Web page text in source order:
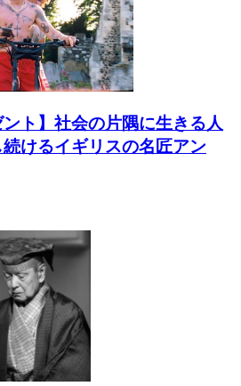
ント】社会の片隅に生きる人
けるイギリスの名匠アン